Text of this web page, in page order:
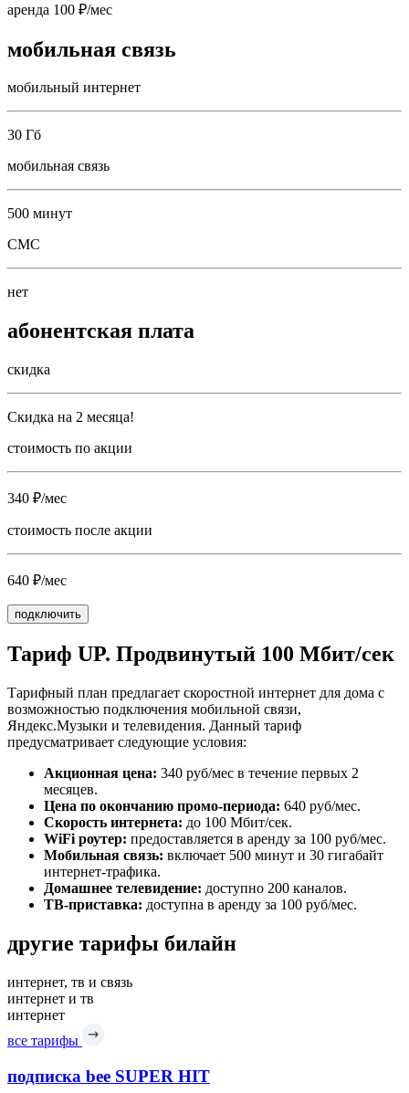
аренда 100 ₽/мес
мобильная связь
мобильный интернет
30 Гб
мобильная связь
500 минут
СМС
нет
абонентская плата
скидка
Скидка на 2 месяца!
стоимость по акции
340 ₽/мес
стоимость после акции
640 ₽/мес
подключить
Тариф UP. Продвинутый 100 Мбит/сек
Тарифный план предлагает скоростной интернет для дома с
возможностью подключения мобильной связи,
Яндекс.Музыки и телевидения. Данный тариф
предусматривает следующие условия:
Акционная цена: 340 руб/мес в течение первых 2
месяцев.
Цена по окончанию промо-периода: 640 руб/мес.
Скорость интернета: до 100 Мбит/сек.
WiFi роутер: предоставляется в аренду за 100 руб/мес.
Мобильная связь: включает 500 минут и 30 гигабайт
интернет-трафика.
Домашнее телевидение: доступно 200 каналов.
ТВ-приставка: доступна в аренду за 100 руб/мес.
другие тарифы билайн
интернет, тв и связь
интернет и тв
интернет
все тарифы
подписка bee SUPER HIT